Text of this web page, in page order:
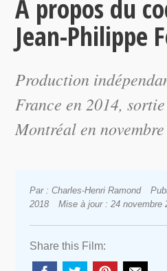
A propos du
Jean-Philippe
Production
France en 2014,
Montréal en
Par : Charles-Henri Ramond
2018
Mise à jour : 24 novembre
Share this Film: